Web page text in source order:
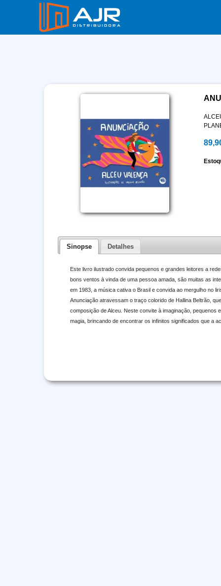
Sinopse Detalhes
Este livro ilustrado convida pequenos e grandes leitores a
bons ventos à vinda de uma pessoa amada, são muitas as
em 1983, a música cativa o Brasil e convida ao mergulho no
Anunciação atravessam o traço colorido de Hallina Beltrão,
composição de Alceu. Neste convite à imaginação,
magia, brincando de encontrar os infinitos significados que a